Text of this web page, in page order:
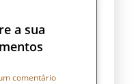
a sua
comentário